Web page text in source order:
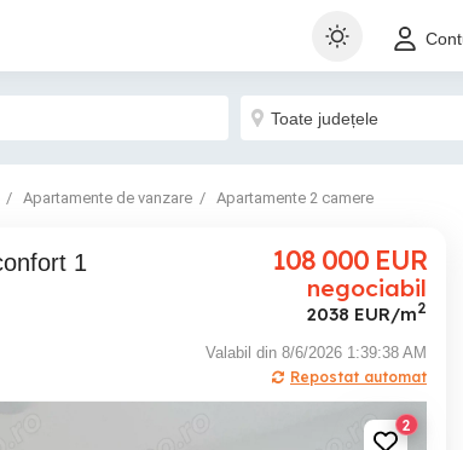
Apartamente de vanzare Apartamente 2 camere
108 000 EUR
negociabil
2038 EUR/m2
Valabil din 8/6/2026 1:39:38 AM
Repostat automat
2